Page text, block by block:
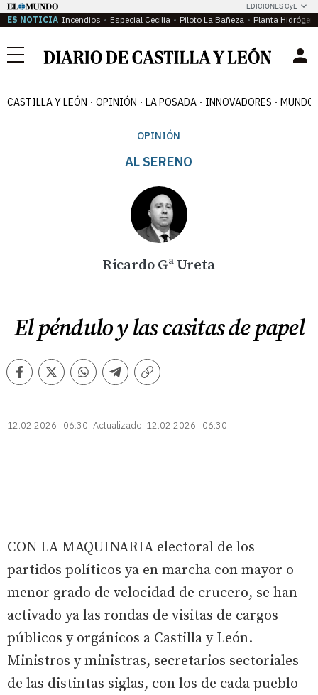
EDICIONES CyL
ES NOTICIA Incendios Especial Cecilia Piloto La Bañeza Planta
Menú
CASTILLA Y LEÓN OPINIÓN LA POSADA INNOVADORES MUNDO
OPINIÓN
AL SERENO
Ricardo Gª Ureta
El péndulo y las casitas de papel
FacebookTwitterWhatsappTelegramCopiar
12.02.2026 | 06:30 Actualizado: 12.02.2026 | 06:30
CON LA MAQUINARIA electoral de los
partidos políticos ya en marcha con mayor o
menor grado de velocidad de crucero, se han
activado ya las rondas de visitas de cargos
públicos y orgánicos a Castilla y León.
Ministros y ministras, secretarios sectoriales
de las distintas siglas, con los de cada pueblo